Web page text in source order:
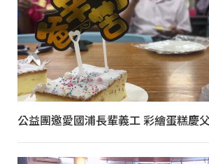
公益團邀愛國浦長輩義工 彩繪蛋糕慶